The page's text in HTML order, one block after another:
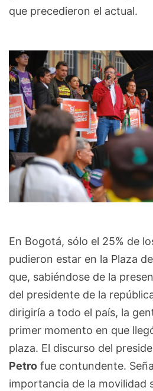
que precedieron el actual.
En Bogotá, sólo el 25% de
pudieron estar en la Plaza
que, sabiéndose de la
del presidente de la
dirigiría a todo el país, la
primer momento en que
plaza. El discurso del
Petro fue contundente.
importancia de la movilidad